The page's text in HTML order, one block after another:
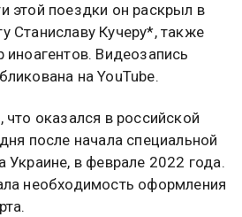
этой поездки он раскрыл в
Станиславу Кучеру*, также
иноагентов. Видеозапись
на YouTube.
что оказался в российской
после начала специальной
Украине, в феврале 2022 года.
необходимость оформления